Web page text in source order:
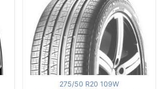
275/50 R20 109W